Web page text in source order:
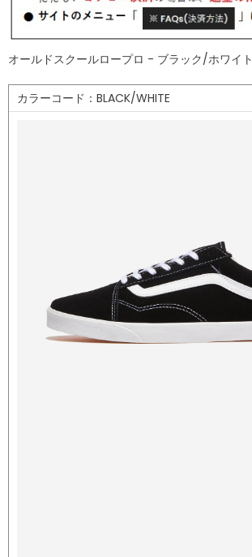
オールドスクールロープロ - ブラック/ホワイト
カラーコード：BLACK/WHITE